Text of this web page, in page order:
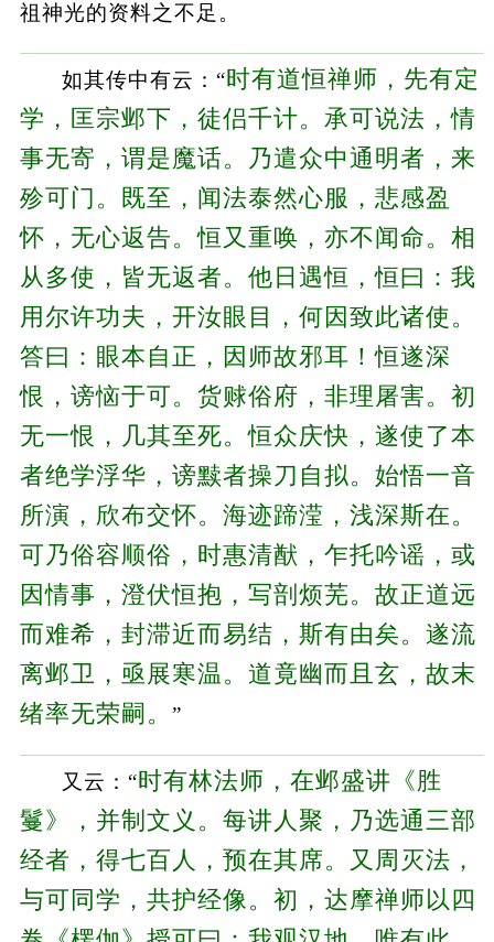
祖神光的资料之不足。
如其传中有云：“时有道恒禅师，先有定
学，匡宗邺下，徒侣千计。承可说法，情
事无寄，谓是魔话。乃遣众中通明者，来
殄可门。既至，闻法泰然心服，悲感盈
怀，无心返告。恒又重唤，亦不闻命。相
从多使，皆无返者。他日遇恒，恒曰：我
用尔许功夫，开汝眼目，何因致此诸使。
答曰：眼本自正，因师故邪耳！恒遂深
恨，谤恼于可。货赇俗府，非理屠害。初
无一恨，几其至死。恒众庆快，遂使了本
者绝学浮华，谤黩者操刀自拟。始悟一音
所演，欣布交怀。海迹蹄滢，浅深斯在。
可乃俗容顺俗，时惠清猷，乍托吟谣，或
因情事，澄伏恒抱，写剖烦芜。故正道远
而难希，封滞近而易结，斯有由矣。遂流
离邺卫，亟展寒温。道竟幽而且玄，故末
绪率无荣嗣。 ”
又云：“时有林法师，在邺盛讲《胜
鬘》，并制文义。每讲人聚，乃选通三部
经者，得七百人，预在其席。又周灭法，
与可同学，共护经像。初，达摩禅师以四